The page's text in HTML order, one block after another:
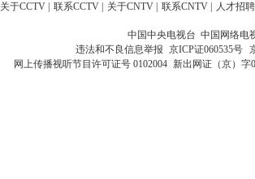
关于CCTV 联系CCTV 关于CNTV 联系CNTV 人才招聘
中国中央电视台 中国网络电
违法和不良信息举报 京ICP证060535号
网上传播视听节目许可证号 0102004 新出网证（京）